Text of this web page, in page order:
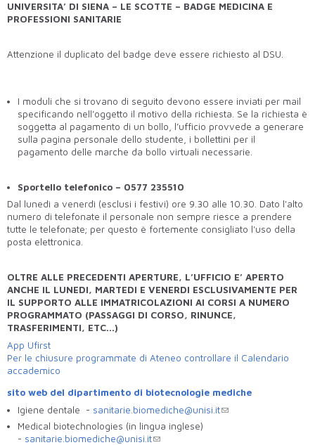
UNIVERSITA’ DI SIENA – LE SCOTTE – BADGE MEDICINA E
PROFESSIONI SANITARIE
Attenzione il duplicato del badge deve essere richiesto al DSU.
I moduli che si trovano di seguito devono essere inviati per mail
specificando nell’oggetto il motivo della richiesta. Se la richiesta è
soggetta al pagamento di un bollo, l’ufficio provvede a generare
sulla pagina personale dello studente, i bollettini per il
pagamento delle marche da bollo virtuali necessarie.
Sportello telefonico – 0577 235510
Dal lunedì a venerdì (esclusi i festivi) ore 9.30 alle 10.30. Dato l'alto
numero di telefonate il personale non sempre riesce a prendere
tutte le telefonate; per questo è fortemente consigliato l'uso della
posta elettronica.
OLTRE ALLE PRECEDENTI APERTURE, L’UFFICIO E’ APERTO
ANCHE IL LUNEDI, MARTEDI E VENERDI ESCLUSIVAMENTE PER
IL SUPPORTO ALLE IMMATRICOLAZIONI AI CORSI A NUMERO
PROGRAMMATO (PASSAGGI DI CORSO, RINUNCE,
TRASFERIMENTI, ETC...)
App Ufirst
Per le chiusure programmate di Ateneo controllare il Calendario
accademico
sito web del dipartimento di biotecnologie mediche
Igiene dentale - sanitarie.biomediche@unisi.it
Medical biotechnologies (in lingua inglese)
- sanitarie.biomediche@unisi.it